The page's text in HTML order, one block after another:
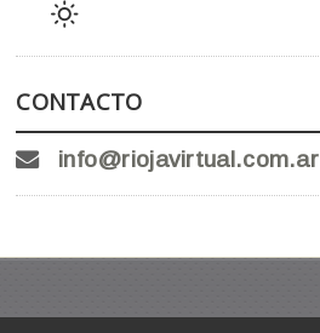
CONTACTO
info@riojavirtual.com.ar